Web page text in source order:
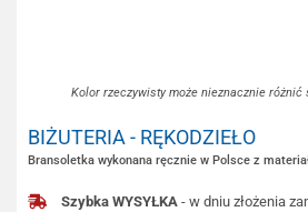
Kolor rzeczywisty może nieznacznie różnić
BIŻUTERIA - RĘKODZIEŁO
Bransoletka wykonana ręcznie w Polsce z
Szybka WYSYŁKA - w dniu złożenia